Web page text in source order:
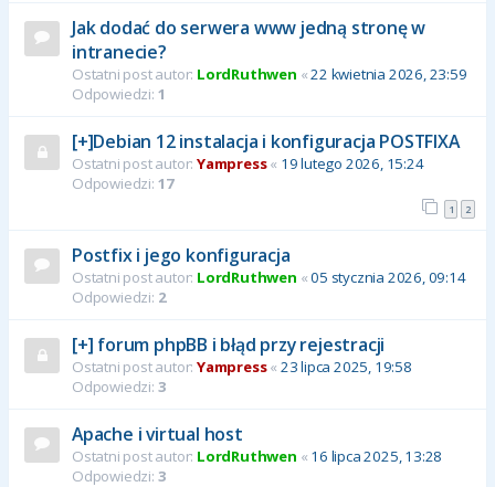
Jak dodać do serwera www jedną stronę w
intranecie?
Ostatni post autor: LordRuthwen «22 kwietnia 2026, 23:59
Odpowiedzi: 1
[+]Debian 12 instalacja i konfiguracja POSTFIXA
Ostatni post autor: Yampress« 19 lutego 2026, 15:24
Odpowiedzi: 17
1 2
Postfix i jego konfiguracja
Ostatni post autor: LordRuthwen «05 stycznia 2026, 09:14
Odpowiedzi: 2
[+] forum phpBB i błąd przy rejestracji
Ostatni post autor: Yampress« 23 lipca 2025, 19:58
Odpowiedzi: 3
Apache i virtual host
Ostatni post autor: LordRuthwen « 16 lipca 2025, 13:28
Odpowiedzi: 3